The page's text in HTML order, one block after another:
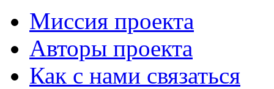
Миссия проекта
Авторы проекта
Как с нами связаться